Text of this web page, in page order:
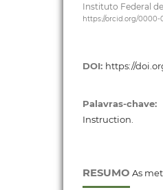
Instituto Federal
https://orcid.org/
DOI: https://
Palavras-
Instruction.
RESUMO As